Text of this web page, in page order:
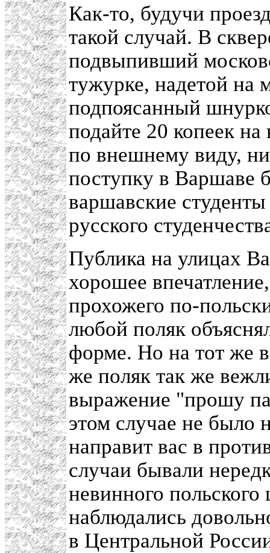
Как-то, будучи
такой случай. В
подвыпивший
тужурке, надетой на
подпоясанный
подайте 20 копеек
по внешнему виду,
поступку в Варшаве
варшавские
русского
Публика на улицах
хорошее
прохожего по-
любой поляк
форме. Но на тот же
же поляк так же
выражение "прошу
этом случае не было
направит вас в
случаи бывали
невинного
наблюдались
в Центральной